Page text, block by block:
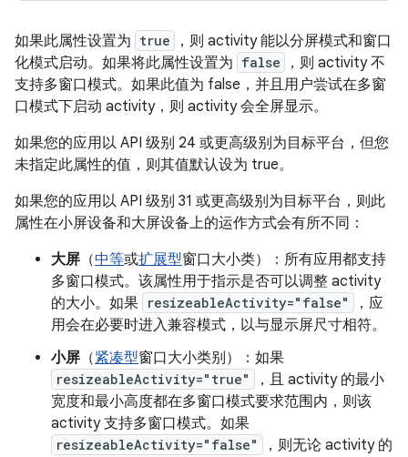
如果此属性设置为 true
，则 activity 能以分屏模式和窗口
化模式启动。如果将此属性设置为 false
，则 activity 不
支持多窗口模式。如果此值为 false，并且用户尝试在多窗
口模式下启动 activity，则 activity 会全屏显示。
如果您的应用以 API 级别 24 或更高级别为目标平台，但您
未指定此属性的值，则其值默认设为 true。
如果您的应用以 API 级别 31 或更高级别为目标平台，则此
属性在小屏设备和大屏设备上的运作方式会有所不同：
大屏 （中等或扩展型窗口大小类）：所有应用都支持
多窗口模式。该属性用于指示是否可以调整 activity
的大小。如果 resizeableActivity="false"
，应
用会在必要时进入兼容模式，以与显示屏尺寸相符。
小屏 （紧凑型窗口大小类别）：如果
resizeableActivity="true"
，且 activity 的最小
宽度和最小高度都在多窗口模式要求范围内，则该
activity 支持多窗口模式。如果
resizeableActivity="false"
，则无论 activity 的